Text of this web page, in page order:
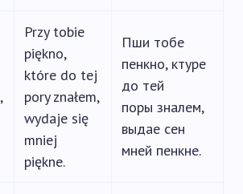
Przy tobie
piękno,
które do tej
pory znałem,
wydaje się
mniej
piękne.
Пши тобе
пенкно, ктуре
до тей
поры зналем,
выдае сен
мней пенкне.